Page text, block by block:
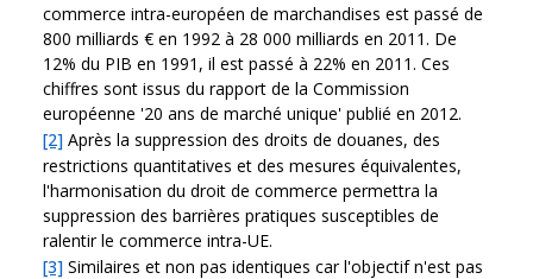
commerce intra-européen de marchandises est passé de
800 milliards € en 1992 à 28 000 milliards en 2011. De
12% du PIB en 1991, il est passé à 22% en 2011. Ces
chiffres sont issus du rapport de la Commission
européenne '20 ans de marché unique' publié en 2012.
[2] Après la suppression des droits de douanes, des
restrictions quantitatives et des mesures équivalentes,
l'harmonisation du droit de commerce permettra la
suppression des barrières pratiques susceptibles de
ralentir le commerce intra-UE.
[3] Similaires et non pas identiques car l'objectif n'est pas